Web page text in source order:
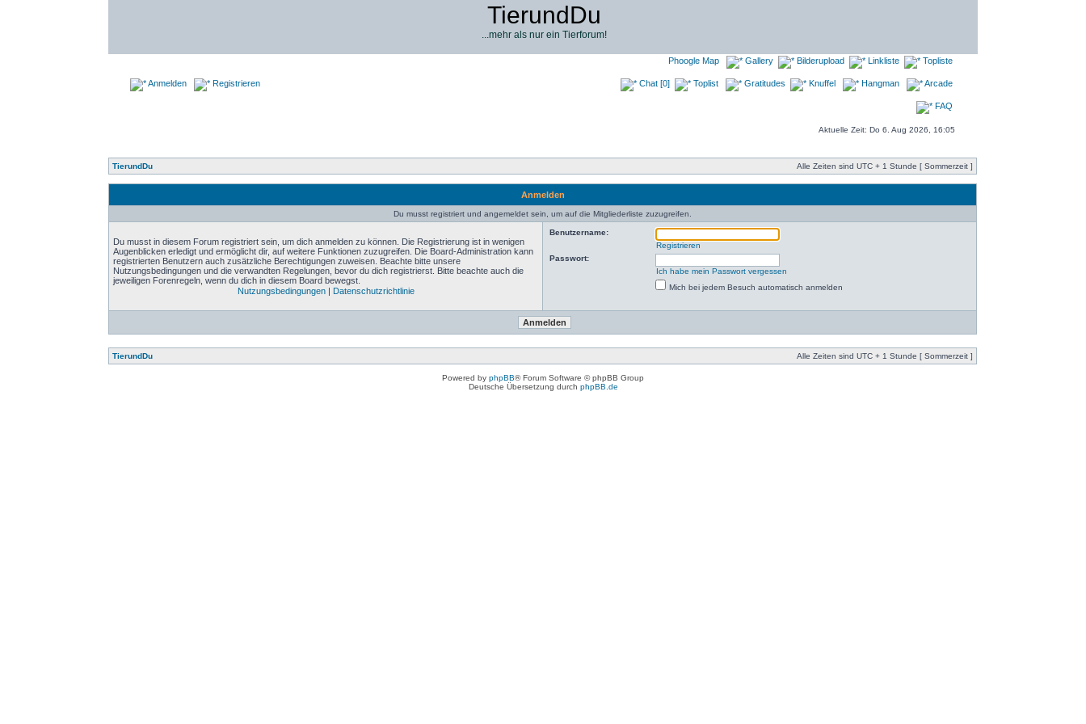
TierundDu
...mehr als nur ein Tierforum!
Anmelden Registrieren
Phoogle Map Gallery Bilderupload Linkliste Topliste
Chat [0] Toplist Gratitudes Knuffel Hangman Arcade
FAQ
Aktuelle Zeit: Do 6. Aug 2026, 16:05
TierundDu Alle Zeiten sind UTC + 1 Stunde [ Sommerzeit ]
Anmelden
Du musst registriert und angemeldet sein, um auf die Mitgliederliste zuzugreifen.
Du musst in diesem Forum registriert sein, um dich anmelden zu können. Die Registrierung ist in wenigen
Augenblicken erledigt und ermöglicht dir, auf weitere Funktionen zuzugreifen. Die Board-Administration kann
registrierten Benutzern auch zusätzliche Berechtigungen zuweisen. Beachte bitte unsere
Nutzungsbedingungen und die verwandten Regelungen, bevor du dich registrierst. Bitte beachte auch die
jeweiligen Forenregeln, wenn du dich in diesem Board bewegst.
Nutzungsbedingungen| Datenschutzrichtlinie
Benutzername:
Registrieren
Passwort:
Ich habe mein Passwort vergessen
Mich bei jedem Besuch automatisch anmelden
TierundDu Alle Zeiten sind UTC + 1 Stunde [ Sommerzeit ]
Powered by phpBB® Forum Software © phpBB Group
Deutsche Übersetzung durch phpBB.de